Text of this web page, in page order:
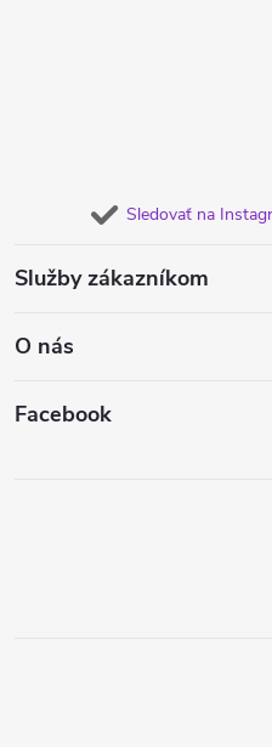
Sledovať na
Služby zákazníkom
O nás
Facebook